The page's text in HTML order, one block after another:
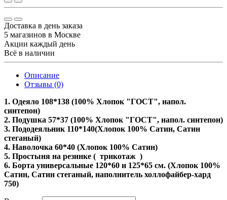
Доставка в день заказа
5 магазинов в Москве
Акции каждый день
Всё в наличии
Описание
Отзывы (0)
1. Одеяло 108*138 (100% Хлопок "ГОСТ", напол.
синтепон)
2. Подушка 57*37 (100% Хлопок "ГОСТ", напол. синтепон)
3. Пододеяльник 110*140(Хлопок 100% Сатин, Сатин
стеганый)
4. Наволочка 60*40 (Хлопок 100% Сатин)
5. Простыня на резинке ( трикотаж )
6. Борта универсальные 120*60 и 125*65 см. (Хлопок 100%
Сатин, Сатин стеганый, наполнитель холлофайбер-хард
750)